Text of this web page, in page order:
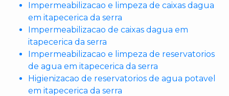
Impermeabilizacao e limpeza de caixas dagua
em itapecerica da serra
Impermeabilizacao de caixas dagua em
itapecerica da serra
Impermeabilizacao e limpeza de reservatorios
de agua em itapecerica da serra
Higienizacao de reservatorios de agua potavel
em itapecerica da serra